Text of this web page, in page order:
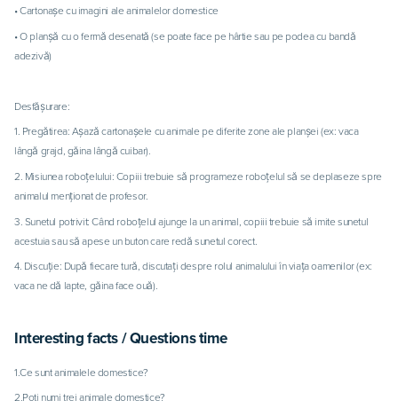
• Cartonașe cu imagini ale animalelor domestice
• O planșă cu o fermă desenată (se poate face pe hârtie sau pe podea cu bandă
adezivă)
Desfășurare:
1. Pregătirea: Așază cartonașele cu animale pe diferite zone ale planșei (ex: vaca
lângă grajd, găina lângă cuibar).
2. Misiunea roboțelului: Copiii trebuie să programeze roboțelul să se deplaseze spre
animalul menționat de profesor.
3. Sunetul potrivit: Când roboțelul ajunge la un animal, copiii trebuie să imite sunetul
acestuia sau să apese un buton care redă sunetul corect.
4. Discuție: După fiecare tură, discutați despre rolul animalului în viața oamenilor (ex:
vaca ne dă lapte, găina face ouă).
Interesting facts / Questions time
1.Ce sunt animalele domestice?
2.Poti numi trei animale domestice?